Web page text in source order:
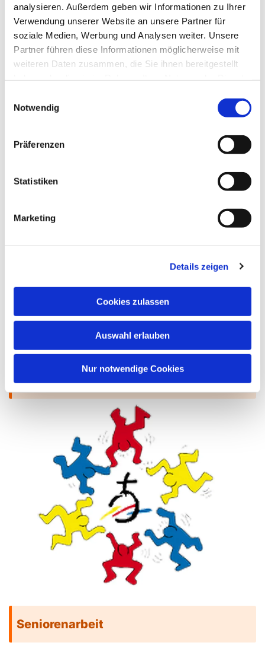
analysieren. Außerdem geben wir Informationen zu Ihrer
Verwendung unserer Website an unsere Partner für
soziale Medien, Werbung und Analysen weiter. Unsere
Partner führen diese Informationen möglicherweise mit
weiteren Daten zusammen, die Sie ihnen bereitgestellt
Notwendig
Präferenzen
Statistiken
Marketing
Details zeigen
Cookies zulassen
Auswahl erlauben
Nur notwendige Cookies
Römerstraße 57
45772 Marl
Tel.02365 - 96 03 0
E-mail:re-kg-marl-stadt-
kirchengemeinde@ekvw.de
Öffnungzeiten:
Melden Sie sich zum Newsletter an
Evangelische Jugend
Seniorenarbeit